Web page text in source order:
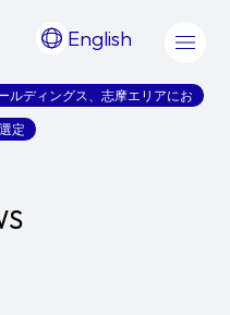
English
ルディングス、志摩エリアにお
定